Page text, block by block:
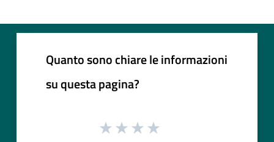
Quanto sono chiare le informazioni
su questa pagina?